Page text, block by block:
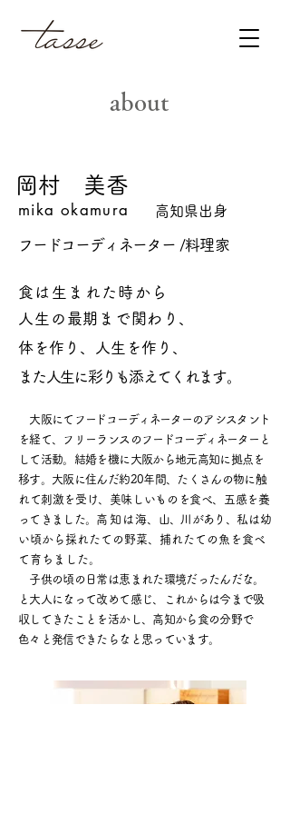
岡村 美香
about
食は生まれた時から
人生の最期まで 関わり
体を作り、人生を作り、
また人生に彩りも添えてくれます。
フードコーディネーター /料理家
大阪にて フードコーディネーター のアシスタント
を経て、フリーランスのフードコーディネーター と
して活動。結婚を機に大阪から地元高知に拠点 を
移す。大阪に住んだ約20年間、たくさんの物に触
れて刺激を受け、美味しいものを食べ、五感 を養
ってきました。 高知 は海 、山、川があり、私 は幼
い頃から採れたての野菜、捕れたての魚を食べ
て育ちました。
子供の頃の日常は恵まれた環境だったんだな。
と大人になって改めて感じ、これからは今まで吸
収してきたことを活かし、高知から食の分野で
色々と発信できたらなと思っています。
高知県出身
mika okamura